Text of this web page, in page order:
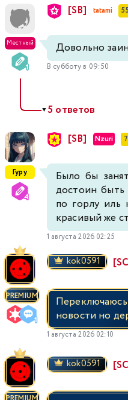
Местный
[SB] tatami
Довольно
В субботу в 09:50
▼5 ответов
Гуру
[SB] Nzuri
Было бы
достоин
по горлу иль
красивый же
1 августа 2026 02:25
PREMIUM
kok0591
новости но
1 августа 2026 02:10
kok0591